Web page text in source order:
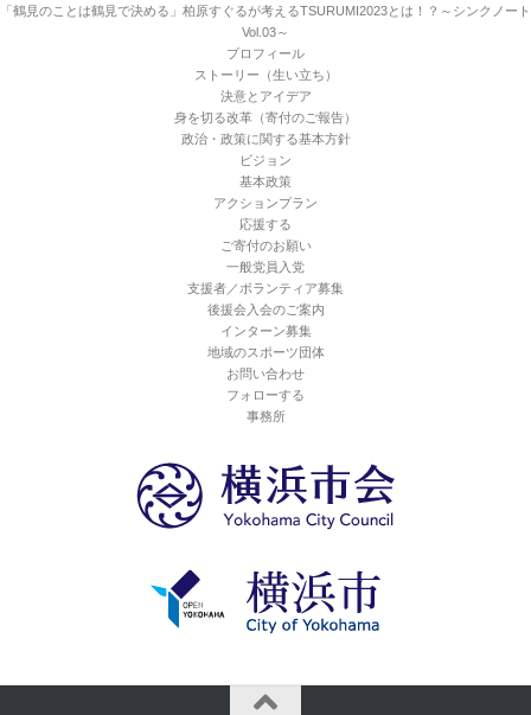
「鶴見のことは鶴見で決める」柏原すぐるが考えるTSURUMI2023とは！？～シンクノート
Vol.03～
プロフィール
ストーリー（生い立ち）
決意とアイデア
身を切る改革（寄付のご報告）
政治・政策に関する基本方針
ビジョン
基本政策
アクションプラン
応援する
ご寄付のお願い
一般党員入党
支援者／ボランティア募集
後援会入会のご案内
インターン募集
地域のスポーツ団体
お問い合わせ
フォローする
事務所